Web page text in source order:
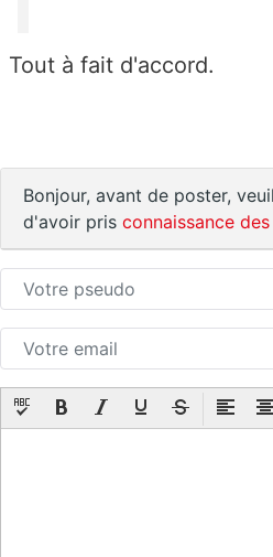
Tout à fait d'accord.
Bonjour, avant de poster,
d'avoir pris connaissance